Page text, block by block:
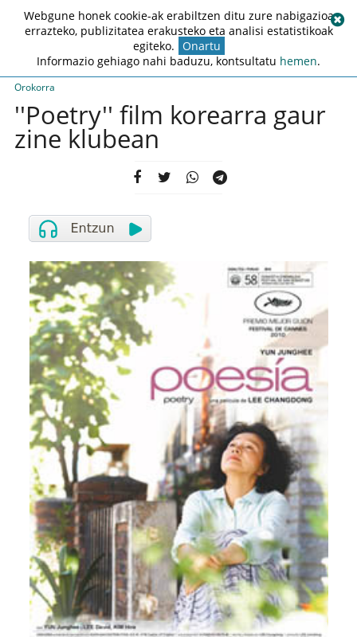
Orokorra
''Poetry'' film korearra gaur
zine klubean
Webgune honek cookie-ak erabiltzen ditu zure nabigazioa
errazteko, publizitatea erakusteko eta analisi estatistikoak
egiteko. Onartu
Informazio gehiago nahi baduzu, kontsultatu hemen.